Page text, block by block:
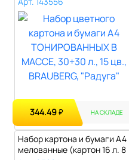
344.49₽ НА СКЛАДЕ
Набор картона и бумаги А4
мелованные (картон 16 л. 8